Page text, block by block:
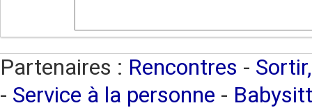
Partenaires : Rencontres -
- Service à la personne -